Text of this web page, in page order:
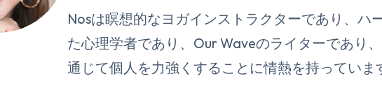
Nosは瞑想的なヨガインストラクターであり、ハ
た心理学者であり、Our Waveのライターであり
通じて個人を力強くすることに情熱を持っていま